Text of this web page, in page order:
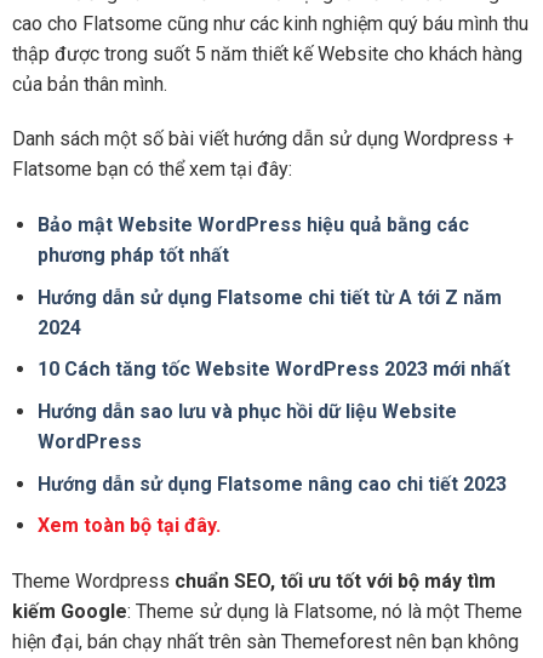
cao cho Flatsome cũng như các kinh nghiệm quý báu mình thu
thập được trong suốt 5 năm thiết kế Website cho khách hàng
của bản thân mình.
Danh sách một số bài viết hướng dẫn sử dụng Wordpress +
Flatsome bạn có thể xem tại đây:
Bảo mật Website WordPress hiệu quả bằng các
phương pháp tốt nhất
Hướng dẫn sử dụng Flatsome chi tiết từ A tới Z năm
2024
10 Cách tăng tốc Website WordPress 2023 mới nhất
Hướng dẫn sao lưu và phục hồi dữ liệu Website
WordPress
Hướng dẫn sử dụng Flatsome nâng cao chi tiết 2023
Xem toàn bộ tại đây.
Theme Wordpress chuẩn SEO, tối ưu tốt với bộ máy tìm
kiếm Google: Theme sử dụng là Flatsome, nó là một Theme
hiện đại, bán chạy nhất trên sàn Themeforest nên bạn không